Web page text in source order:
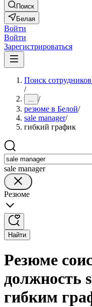
Поиск
Белая
Войти
Войти
Зарегистрироваться
Поиск
/
... /
резюме в Белой/
sale manager/
гибкий график
sale manager
Резюме
Найти
Резюме
должность
гибким